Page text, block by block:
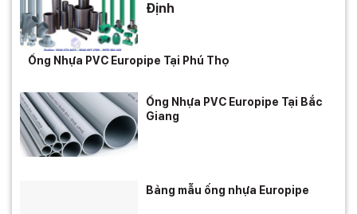
Định
Ống Nhựa PVC Europipe Tại Phú Thọ
Ống Nhựa PVC Europipe Tại Bắc
Giang
Bảng mẫu ống nhựa Europipe